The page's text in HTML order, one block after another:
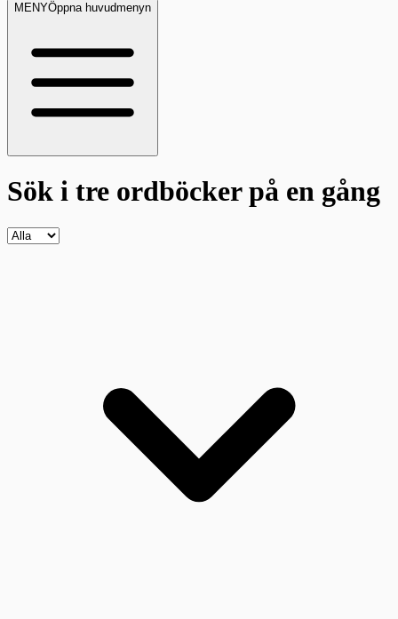
MENYÖppna huvudmenyn
Sök i tre ordböckerpå en gång